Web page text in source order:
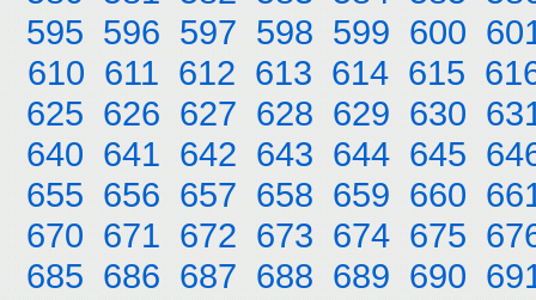
595 596 597 598 599 600
610 611 612 613 614 615
625 626 627 628 629 630
640 641 642 643 644 645
655 656 657 658 659 660
670 671 672 673 674 675
685 686 687 688 689 690